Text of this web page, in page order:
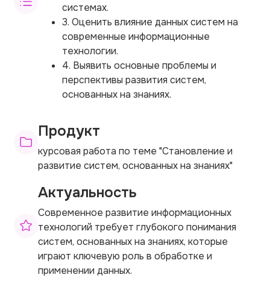
системах.
3. Оценить влияние данных систем на
современные информационные
технологии.
4. Выявить основные проблемы и
перспективы развития систем,
основанных на знаниях.
Продукт
курсовая работа по теме "Становление и
развитие систем, основанных на знаниях"
Актуальность
Современное развитие информационных
технологий требует глубокого понимания
систем, основанных на знаниях, которые
играют ключевую роль в обработке и
применении данных.